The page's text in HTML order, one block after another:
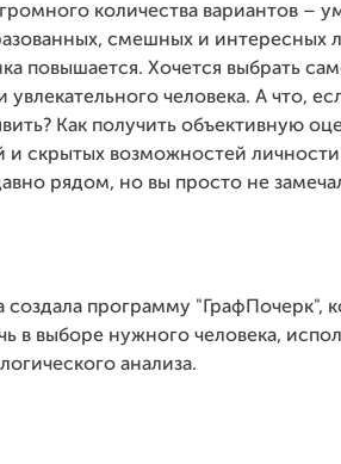
количества вариантов –
смешных и интересных
повышается. Хочется выбрать
увлекательного человека. А что,
Как получить объективную
и скрытых возможностей
рядом, но вы просто не
создала программу "ГрафПочерк",
в выборе нужного человека,
анализа.